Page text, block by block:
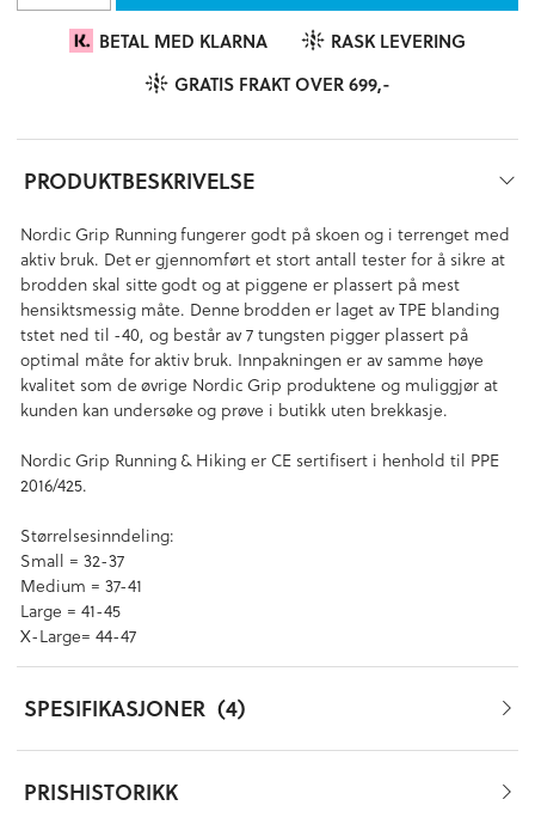
BETAL MED KLARNA
RASK LEVERING
GRATIS FRAKT OVER 699,-
PRODUKTBESKRIVELSE
Nordic Grip Running fungerer godt på skoen og i terrenget med
aktiv bruk. Det er gjennomført et stort antall tester for å sikre at
brodden skal sitte godt og at piggene er plassert på mest
hensiktsmessig måte. Denne brodden er laget av TPE blanding
tstet ned til -40, og består av 7 tungsten pigger plassert på
optimal måte for aktiv bruk. Innpakningen er av samme høye
kvalitet som de øvrige Nordic Grip produktene og muliggjør at
kunden kan undersøke og prøve i butikk uten brekkasje.
Nordic Grip Running & Hiking er CE sertifisert i henhold til PPE
2016/425.
Størrelsesinndeling:
Small = 32-37
Medium = 37-41
Large = 41-45
X-Large= 44-47
SPESIFIKASJONER 4
PRISHISTORIKK